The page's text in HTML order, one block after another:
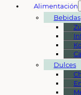
Alimentación
Bebidas
Dulces